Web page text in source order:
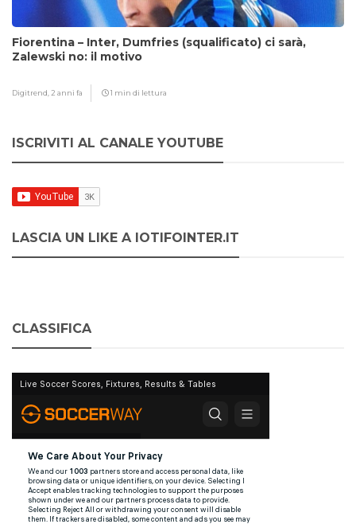
Fiorentina – Inter, Dumfries (squalificato) ci sarà,
Zalewski no: il motivo
Digitrend, 2 anni fa 1 min di lettura
ISCRIVITI AL CANALE YOUTUBE
LASCIA UN LIKE A IOTIFOINTER.IT
CLASSIFICA